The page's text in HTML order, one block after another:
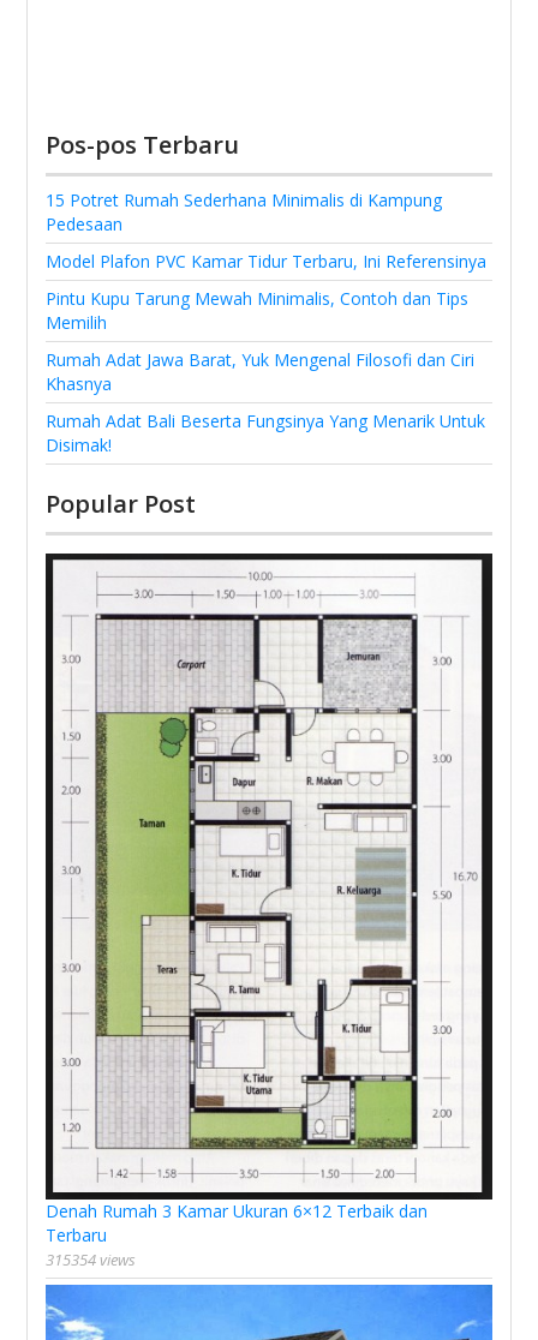
Pos-pos Terbaru
15 Potret Rumah Sederhana Minimalis di Kampung
Pedesaan
Model Plafon PVC Kamar Tidur Terbaru, Ini Referensinya
Pintu Kupu Tarung Mewah Minimalis, Contoh dan Tips
Memilih
Rumah Adat Jawa Barat, Yuk Mengenal Filosofi dan Ciri
Khasnya
Rumah Adat Bali Beserta Fungsinya Yang Menarik Untuk
Disimak!
Popular Post
Denah Rumah 3 Kamar Ukuran 6×12 Terbaik dan
Terbaru
315354 views